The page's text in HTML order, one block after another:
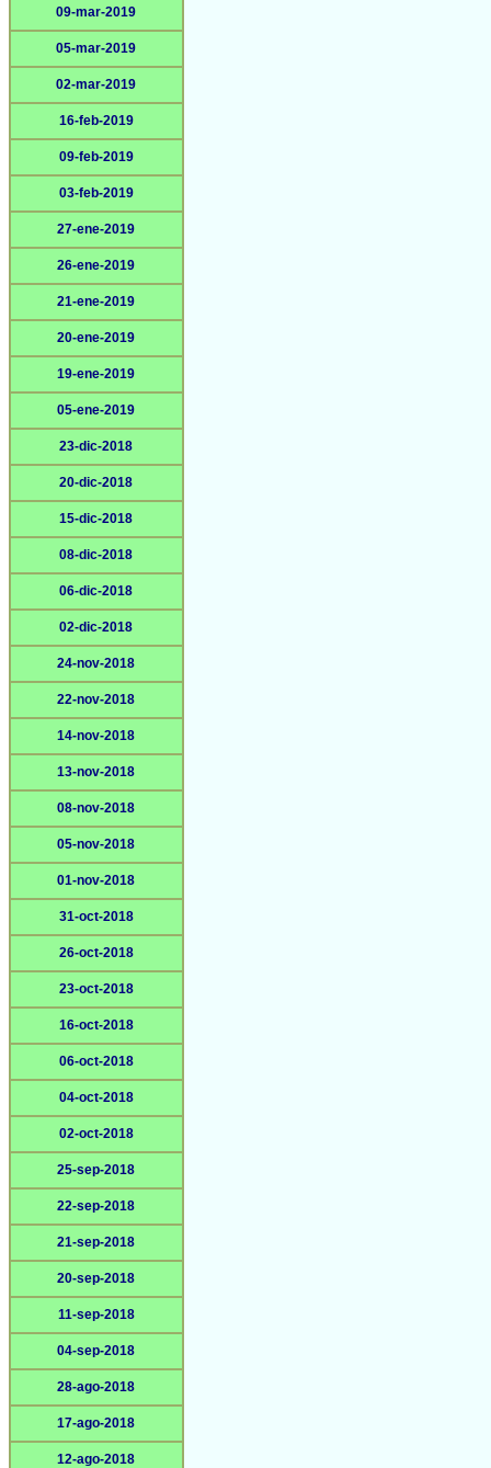
09-mar-2019
05-mar-2019
02-mar-2019
16-feb-2019
09-feb-2019
03-feb-2019
27-ene-2019
26-ene-2019
21-ene-2019
20-ene-2019
19-ene-2019
05-ene-2019
23-dic-2018
20-dic-2018
15-dic-2018
08-dic-2018
06-dic-2018
02-dic-2018
24-nov-2018
22-nov-2018
14-nov-2018
13-nov-2018
08-nov-2018
05-nov-2018
01-nov-2018
31-oct-2018
26-oct-2018
23-oct-2018
16-oct-2018
06-oct-2018
04-oct-2018
02-oct-2018
25-sep-2018
22-sep-2018
21-sep-2018
20-sep-2018
11-sep-2018
04-sep-2018
28-ago-2018
17-ago-2018
12-ago-2018